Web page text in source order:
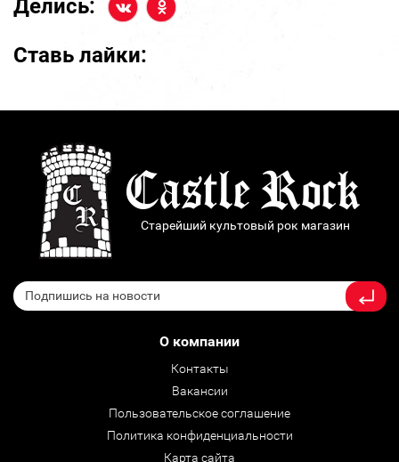
Делись:
Ставь лайки:
Старейший культовый рок магазин
О компании
Контакты
Вакансии
Пользовательское соглашение
Политика конфиденциальности
Карта сайта